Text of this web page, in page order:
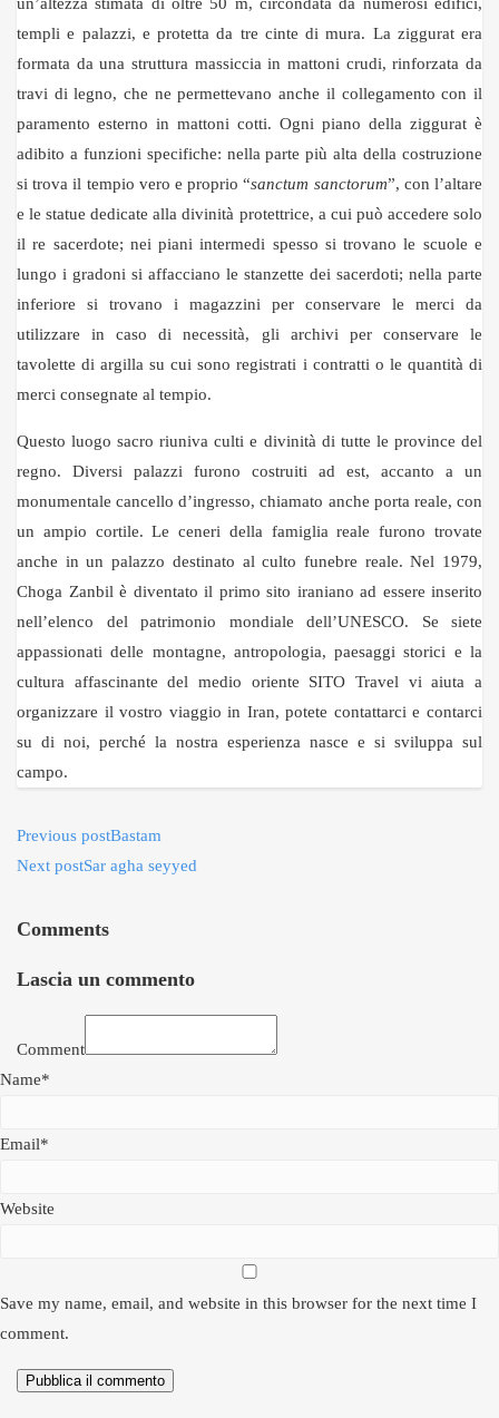
templi e palazzi, e protetta da tre cinte di mura. La ziggurat era
formata da una struttura massiccia in mattoni crudi, rinforzata da
travi di legno, che ne permettevano anche il collegamento con il
paramento esterno in mattoni cotti. Ogni piano della ziggurat è
adibito a funzioni specifiche: nella parte più alta della costruzione
si trova il tempio vero e proprio “sanctum sanctorum”, con l’altare
e le statue dedicate alla divinità protettrice, a cui può accedere solo
il re sacerdote; nei piani intermedi spesso si trovano le scuole e
lungo i gradoni si affacciano le stanzette dei sacerdoti; nella parte
inferiore si trovano i magazzini per conservare le merci da
utilizzare in caso di necessità, gli archivi per conservare le
tavolette di argilla su cui sono registrati i contratti o le quantità di
merci consegnate al tempio.
Questo luogo sacro riuniva culti e divinità di tutte le province del
regno. Diversi palazzi furono costruiti ad est, accanto a un
monumentale cancello d’ingresso, chiamato anche porta reale, con
un ampio cortile. Le ceneri della famiglia reale furono trovate
anche in un palazzo destinato al culto funebre reale. Nel 1979,
Choga Zanbil è diventato il primo sito iraniano ad essere inserito
nell’elenco del patrimonio mondiale dell’UNESCO. Se siete
appassionati delle montagne, antropologia, paesaggi storici e la
cultura affascinante del medio oriente SITO Travel vi aiuta a
organizzare il vostro viaggio in Iran, potete contattarci e contarci
su di noi, perché la nostra esperienza nasce e si sviluppa sul
campo.
Previous postBastam
Next postSar agha seyyed
Comments
Lascia un commento
Comment
Name*
Email*
Website
Save my name, email, and website in this browser for the next time I
comment.
Pubblica il commento